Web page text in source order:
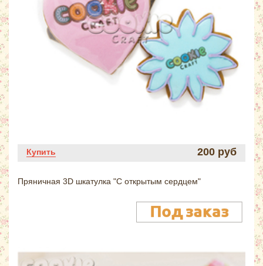
Купить 200 руб
Пряничная 3D шкатулка "С открытым сердцем"